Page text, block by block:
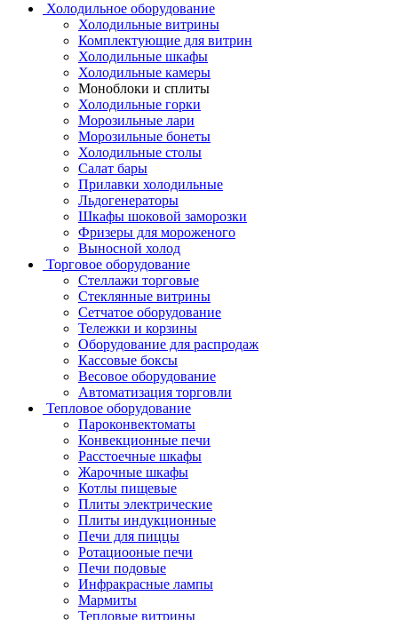
Холодильное оборудование
Холодильные витрины
Комплектующие для витрин
Холодильные шкафы
Холодильные камеры
Моноблоки и сплиты
Холодильные горки
Морозильные лари
Морозильные бонеты
Холодильные столы
Салат бары
Прилавки холодильные
Льдогенераторы
Шкафы шоковой заморозки
Фризеры для мороженого
Выносной холод
Торговое оборудование
Стеллажи торговые
Стеклянные витрины
Сетчатое оборудование
Тележки и корзины
Оборудование для распродаж
Кассовые боксы
Весовое оборудование
Автоматизация торговли
Тепловое оборудование
Пароконвектоматы
Конвекционные печи
Расстоечные шкафы
Жарочные шкафы
Котлы пищевые
Плиты электрические
Плиты индукционные
Печи для пиццы
Ротациооные печи
Печи подовые
Инфракрасные лампы
Мармиты
Тепловые витрины